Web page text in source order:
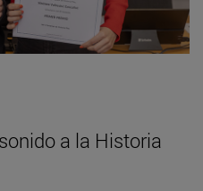
a la Historia